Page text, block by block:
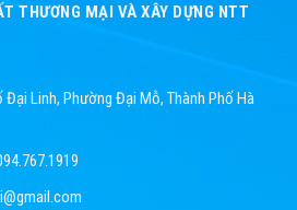
THƯƠNG MẠI VÀ XÂY DỰNG NTT
Đại Linh, Phường Đại Mỗ, Thành Phố Hà